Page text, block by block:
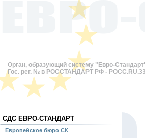
Орган, образующий систему "Евро-
Гос. рег. № в РОССТАНДАРТ РФ -
СДС ЕВРО-СТАНДАРТ
Европейское бюро СК